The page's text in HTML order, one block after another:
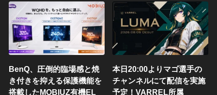
BenQ、圧倒的臨場感と焼
き付きを抑える保護機能を
搭載したMOBIUZ有機EL
本日20:00よりマゴ選手の
チャンネルにて配信を実施
予定！VARREL所属